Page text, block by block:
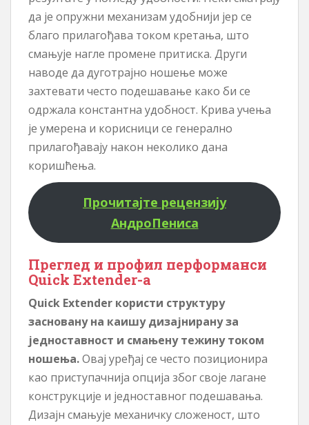
да је опружни механизам удобнији јер се
благо прилагођава током кретања, што
смањује нагле промене притиска. Други
наводе да дуготрајно ношење може
захтевати често подешавање како би се
одржала константна удобност. Крива учења
је умерена и корисници се генерално
прилагођавају након неколико дана
коришћења.
Прочитајте рецензију
АндроПениса
Преглед и профил перформанси
Quick Extender-а
Quick Extender користи структуру
засновану на каишу дизајнирану за
једноставност и смањену тежину током
ношења.Овај уређај се често позиционира
као приступачнија опција због своје лагане
конструкције и једноставног подешавања.
Дизајн смањује механичку сложеност, што